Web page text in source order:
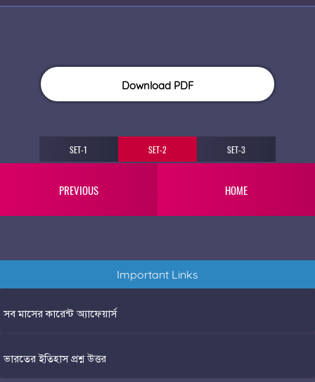
Download PDF
SET-1 SET-2 SET-3
PREVIOUS HOME
Important Links
সব মাসের কারেন্ট অ্যাফেয়ার্স
ভারতের ইতিহাস প্রশ্ন উত্তর